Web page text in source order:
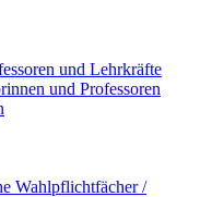
und Lehrkräfte
und Professoren
Wahlpflichtfächer /